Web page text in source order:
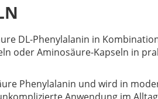
DL-Phenylalanin in
oder Aminosäure-Kapseln in
Phenylalanin und wird in